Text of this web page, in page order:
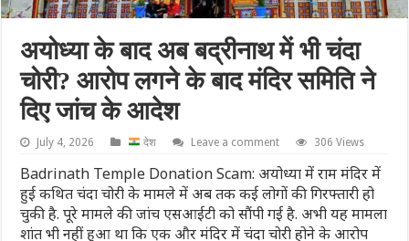
अयोध्या के बाद अब बद्रीनाथ में भी चंदा
चोरी? आरोप लगने के बाद मंदिर समिति ने
दिए जांच के आदेश
July 4, 2026 देश Leave a comment 306 Views
Badrinath Temple Donation Scam: अयोध्या में राम मंदिर में
हुई कथित चंदा चोरी के मामले में अब तक कई लोगों की गिरफ्तारी हो
चुकी है. पूरे मामले की जांच एसआईटी को सौंपी गई है. अभी यह मामला
शांत भी नहीं हुआ था कि एक और मंदिर में चंदा चोरी होने के आरोप